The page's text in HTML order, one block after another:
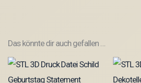
Das könnte dir auch gefallen …